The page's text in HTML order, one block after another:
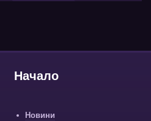
Начало
Новини